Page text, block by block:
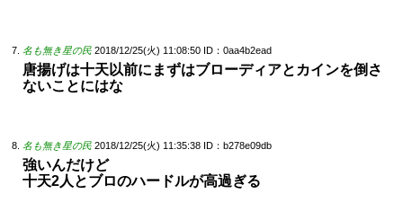
名も無き星の民 2018/12/25(火) 11:08:50 ID：0aa4b2ead
唐揚げは十天以前にまずはブローディアとカインを倒さ
ないことにはな
名も無き星の民 2018/12/25(火) 11:35:38 ID：b278e09db
強いんだけど
十天2人とブロのハードルが高過ぎる